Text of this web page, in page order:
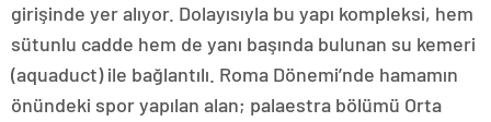
girişinde yer alıyor. Dolayısıyla bu yapı kompleksi, hem
sütunlu cadde hem de yanı başında bulunan su kemeri
(aquaduct) ile bağlantılı. Roma Dönemi’nde hamamın
önündeki spor yapılan alan; palaestra bölümü Orta